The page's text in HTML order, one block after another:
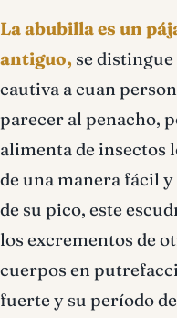
La abubilla es un
antiguo, se
cautiva a cuan
parecer al penacho,
alimenta de insectos
de una manera fácil
de su pico, este
los excrementos de
cuerpos en
fuerte y su período